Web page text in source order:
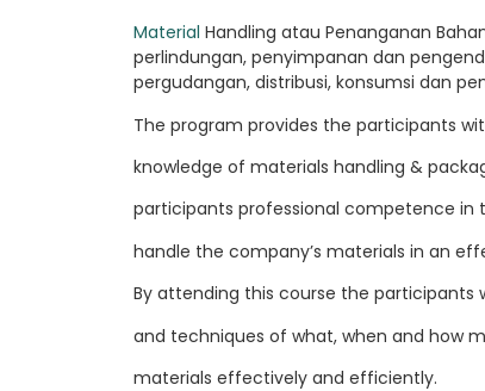
Material Handling atau Penanganan
perlindungan, penyimpanan dan
pergudangan, distribusi, konsumsi dan
The program provides the participants
knowledge of materials handling &
participants professional competence in
handle the company’s materials in an
By attending this course the participants
and techniques of what, when and how
materials effectively and efficiently.